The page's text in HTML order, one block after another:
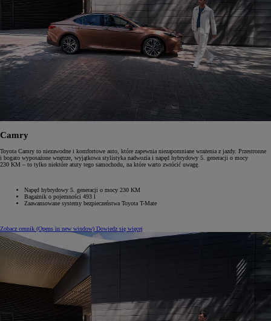
Camry
Toyota Camry to niezawodne i komfortowe auto, które zapewnia niezapomniane wrażenia z jazdy. Przestronne
i bogato wyposażone wnętrze, wyjątkowa stylistyka nadwozia i napęd hybrydowy 5. generacji o mocy
230 KM – to tylko niektóre atuty tego samochodu, na które warto zwrócić uwagę.
Napęd hybrydowy 5. generacji o mocy 230 KM
Bagażnik o pojemności 493‎ l
Zaawansowane systemy bezpieczeństwa Toyota T-Mate
Zobacz cennik (Opens in new window) Dowiedz się więcej